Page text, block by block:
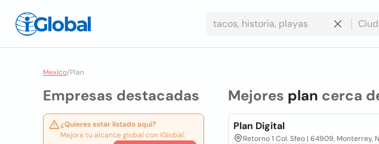
Mexico/Plan
Empresas destacadas
¿Quieres estar listado aquí?
Mejora tu alcance global con iGlobal.
Mejores plan cerca
Plan Digital
Retorno 1 Col. Sfeo | 64909, Monterrey,